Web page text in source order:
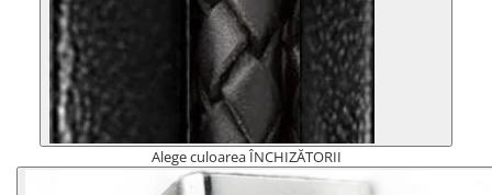
Alege culoarea ÎNCHIZĂTORII